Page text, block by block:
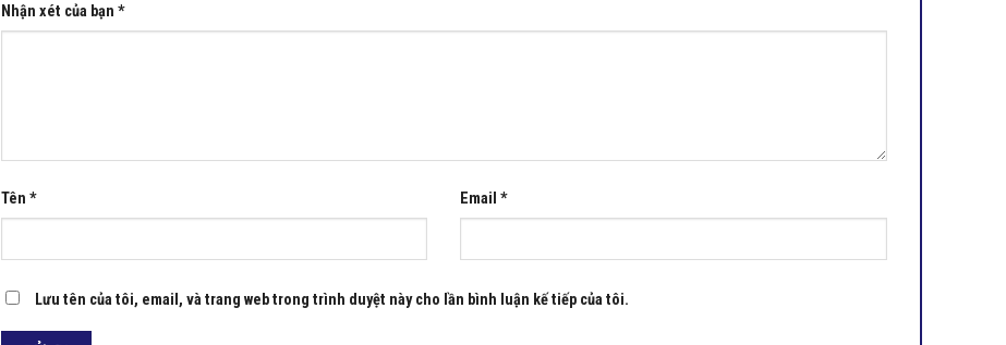
Nhận xét của bạn *
Tên * Email*
Lưu tên của tôi, email, và trang web trong trình duyệt này cho lần bình luận kế tiếp của tôi.